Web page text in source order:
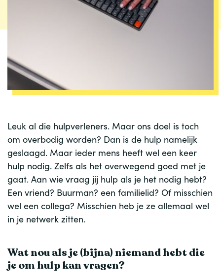
Leuk al die hulpverleners. Maar ons doel is toch
om overbodig worden? Dan is de hulp namelijk
geslaagd. Maar ieder mens heeft wel een keer
hulp nodig. Zelfs als het overwegend goed met je
gaat. Aan wie vraag jij hulp als je het nodig hebt?
Een vriend? Buurman? een familielid? Of misschien
wel een collega? Misschien heb je ze allemaal wel
in je netwerk zitten.
Wat nou als je (bijna) niemand hebt die
je om hulp kan vragen?